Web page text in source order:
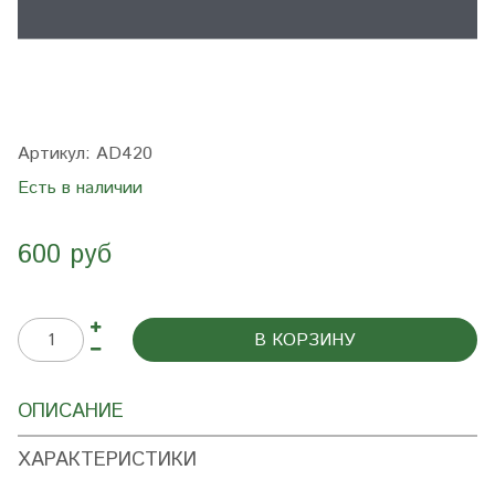
Артикул: AD420
Есть в наличии
600 руб
В КОРЗИНУ
ОПИСАНИЕ
ХАРАКТЕРИСТИКИ